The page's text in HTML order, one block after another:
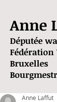
Anne
Députée
Bruxelles
Anne Laffut